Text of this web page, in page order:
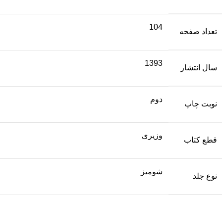
تعداد صفحه
104
سال انتشار
1393
نوبت چاپ
دوم
قطع کتاب
وزیری
نوع جلد
شومیز